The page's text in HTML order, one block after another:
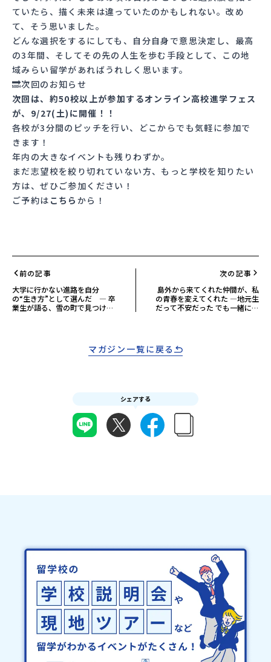
ていたら、描く未来は違っていたのかもしれない。改め
て、そう思いました。
どんな選択をするにしても、自分自身で意思決定し、最高
の3年間、そしてその先の人生を歩む手段として、この地
域みらい留学があればうれしく思います。
🔜次回のお知らせ
次回は、約50校以上が参加するオンライン高校進学フェス
が、9/27(土)に開催！！
各校が3分間のピッチを行い、どこからでも気軽に参加で
きます！
年内の大きなイベントも残りわずか。
まだ志望校を絞り切れていない方、もっと学校を知りたい
方は、ぜひご参加ください！
ご予約は こちら から！
前の記事
大学に行かない進路を自分
の“生き方”として選んだ ― 卒
業生が語る、雪の町で見つけた
次の記事
島外から来てくれた仲間が、私
の青春を変えてくれた ―地元生
だって不安だった でも一緒に笑
マガジン一覧に戻る
シェアする